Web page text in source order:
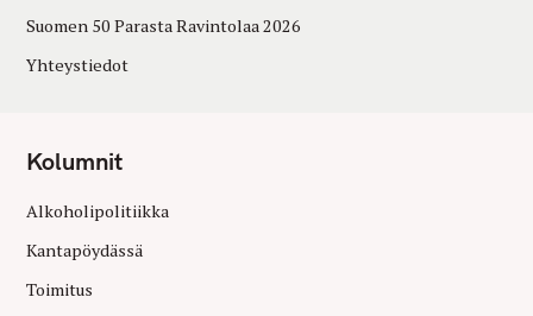
Suomen 50 Parasta Ravintolaa 2026
Yhteystiedot
Kolumnit
Alkoholipolitiikka
Kantapöydässä
Toimitus